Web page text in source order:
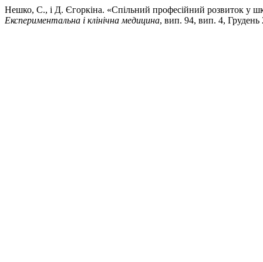
Нешко, С., і Д. Єгоркіна. «Спільний професійний розвиток у
Експериментальна і клінічна медицина, вип. 94, вип. 4, Грудень